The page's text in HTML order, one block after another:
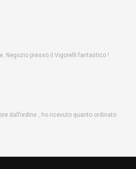
Negozio presso il Vigorelli fantastico !
dall’ordine , ho ricevuto quanto ordinato